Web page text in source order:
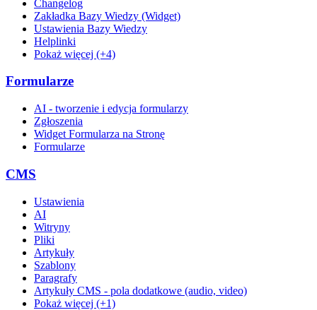
Changelog
Zakładka Bazy Wiedzy (Widget)
Ustawienia Bazy Wiedzy
Helplinki
Pokaż więcej (+4)
Formularze
AI - tworzenie i edycja formularzy
Zgłoszenia
Widget Formularza na Stronę
Formularze
CMS
Ustawienia
AI
Witryny
Pliki
Artykuły
Szablony
Paragrafy
Artykuły CMS - pola dodatkowe (audio, video)
Pokaż więcej (+1)